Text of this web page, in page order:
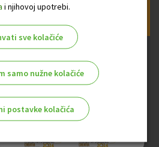
banke
i njihovoj upotrebi.
sve kolačiće
samo nužne kolačiće
postavke kolačića